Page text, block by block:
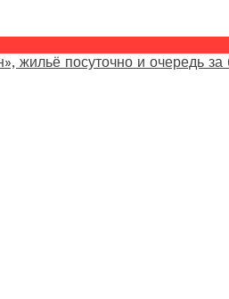
посуточно и очередь за